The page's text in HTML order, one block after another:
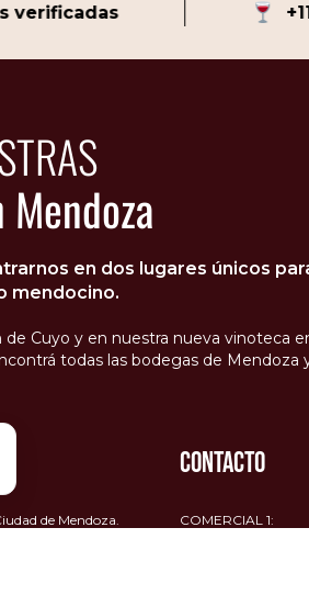
Mendoza
en dos lugares únicos
mendocino.
de Cuyo y en nuestra nueva vinoteca
todas las bodegas de Mendoza
de Mendoza.
CONTACTO
COMERCIAL 1: